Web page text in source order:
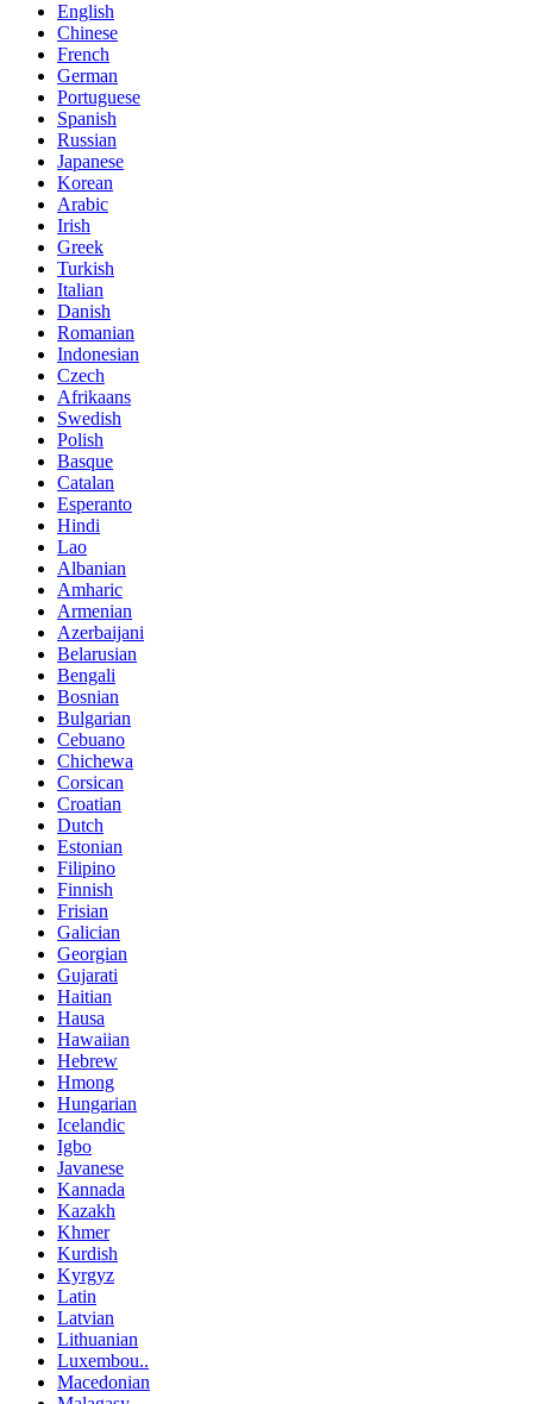
English
Chinese
French
German
Portuguese
Spanish
Russian
Japanese
Korean
Arabic
Irish
Greek
Turkish
Italian
Danish
Romanian
Indonesian
Czech
Afrikaans
Swedish
Polish
Basque
Catalan
Esperanto
Hindi
Lao
Albanian
Amharic
Armenian
Azerbaijani
Belarusian
Bengali
Bosnian
Bulgarian
Cebuano
Chichewa
Corsican
Croatian
Dutch
Estonian
Filipino
Finnish
Frisian
Galician
Georgian
Gujarati
Haitian
Hausa
Hawaiian
Hebrew
Hmong
Hungarian
Icelandic
Igbo
Javanese
Kannada
Kazakh
Khmer
Kurdish
Kyrgyz
Latin
Latvian
Lithuanian
Luxembou..
Macedonian